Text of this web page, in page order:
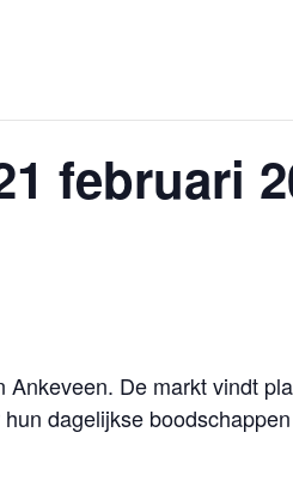
februari
De markt vindt
dagelijkse